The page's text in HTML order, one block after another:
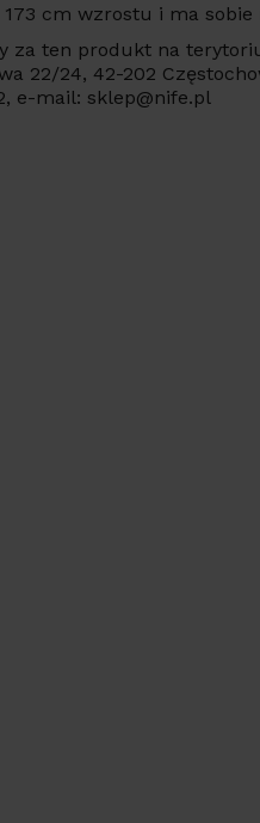
cm wzrostu i ma sobie
za ten produkt na
22/24, 42-202
e-mail: sklep@nife.pl